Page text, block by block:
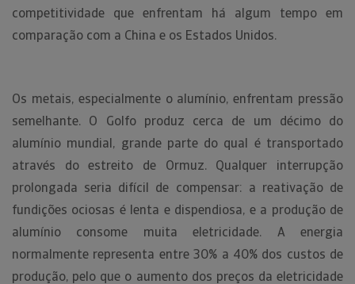
competitividade que enfrentam há algum tempo em
comparação com a China e os Estados Unidos.
Os metais, especialmente o alumínio, enfrentam pressão
semelhante. O Golfo produz cerca de um décimo do
alumínio mundial, grande parte do qual é transportado
através do estreito de Ormuz. Qualquer interrupção
prolongada seria difícil de compensar: a reativação de
fundições ociosas é lenta e dispendiosa, e a produção de
alumínio consome muita eletricidade. A energia
normalmente representa entre 30% a 40% dos custos de
produção, pelo que o aumento dos preços da eletricidade